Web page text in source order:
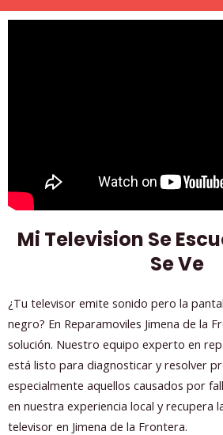
Mi Television Se
Se Ve
¿Tu televisor emite sonido pero la
negro? En Reparamoviles Jimena de la
solución. Nuestro equipo experto en
está listo para diagnosticar y resolver
especialmente aquellos causados por
en nuestra experiencia local y recupera
televisor en Jimena de la Frontera.